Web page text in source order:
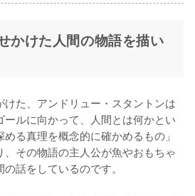
かけた人間の物語を描い
た、アンドリュー・スタントンは
ルに向かって、人間とは何かとい
る真理を概念的に確かめるもの」
その物語の主人公が魚やおもちゃ
話をしているのです。